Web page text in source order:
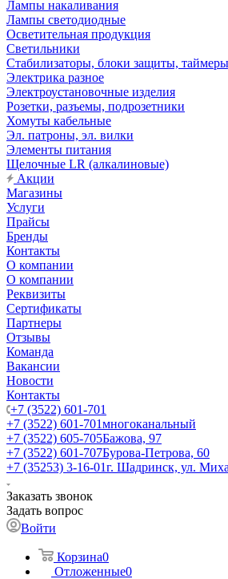
Лампы накаливания
Лампы светодиодные
Осветительная продукция
Светильники
Стабилизаторы, блоки защиты,
Электрика разное
Электроустановочные изделия
Розетки, разъемы, подрозетники
Хомуты кабельные
Эл. патроны, эл. вилки
Элементы питания
Щелочные LR (алкалиновые)
Акции
Магазины
Услуги
Прайсы
Бренды
Контакты
О компании
О компании
Реквизиты
Сертификаты
Партнеры
Отзывы
Команда
Вакансии
Новости
Контакты
+7 (3522) 601-701
+7 (3522) 601-701многоканальный
+7 (3522) 605-705Бажова, 97
+7 (3522) 601-707Бурова-Петрова, 60
+7 (35253) 3-16-01г. Шадринск, ул.
Заказать звонок
Задать вопрос
Войти
Корзина0
Отложенные0